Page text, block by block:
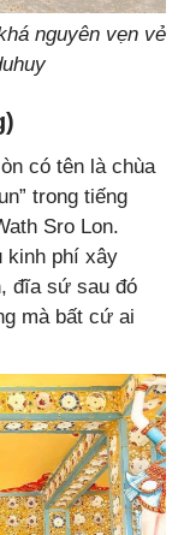
nguyên vẹn vẻ
có tên là chùa
trong tiếng
Sro Lon.
kinh phí xây
đĩa sứ sau đó
mà bất cứ ai